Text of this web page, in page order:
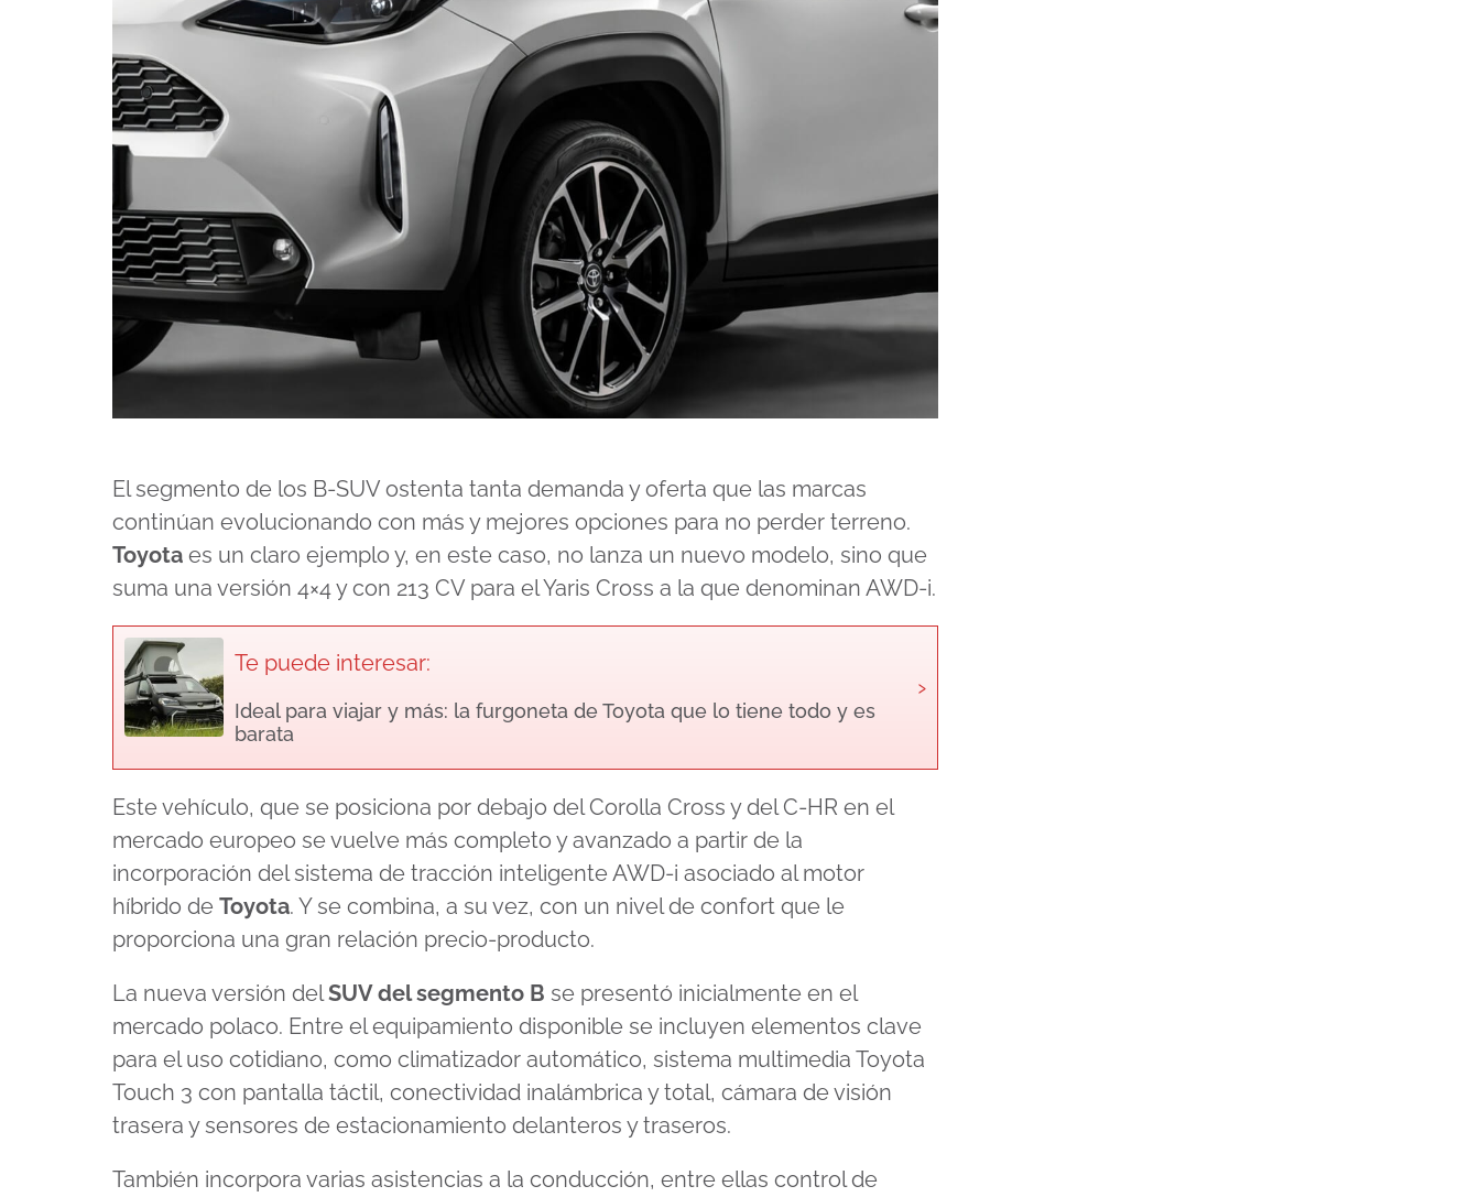
El segmento de los B-SUV ostenta tanta demanda y oferta que las marcas
continúan evolucionando con más y mejores opciones para no perder terreno.
Toyota es un claro ejemplo y, en este caso, no lanza un nuevo modelo, sino que
suma una versión 4×4 y con 213 CV para el Yaris Cross a la que denominan AWD-i.
Te puede interesar:
Ideal para viajar y más: la furgoneta de Toyota que lo tiene todo y es
barata
›
Este vehículo, que se posiciona por debajo del Corolla Cross y del C-HR en el
mercado europeo se vuelve más completo y avanzado a partir de la
incorporación del sistema de tracción inteligente AWD-i asociado al motor
híbrido de Toyota. Y se combina, a su vez, con un nivel de confort que le
proporciona una gran relación precio-producto.
La nueva versión delSUV del segmento B se presentó inicialmente en el
mercado polaco. Entre el equipamiento disponible se incluyen elementos clave
para el uso cotidiano, como climatizador automático, sistema multimedia Toyota
Touch 3 con pantalla táctil, conectividad inalámbrica y total, cámara de visión
trasera y sensores de estacionamiento delanteros y traseros.
También incorpora varias asistencias a la conducción, entre ellas control de